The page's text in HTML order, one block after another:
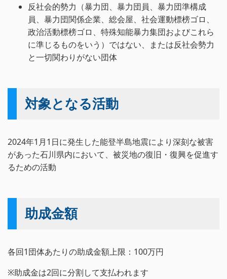
反社会的勢力（暴力団、暴力団員、暴力団準構成
員、暴力団関係企業、総会屋、社会運動標榜ゴロ、
政治活動標榜ゴロ、特殊知能暴力集団およびこれら
に準じるものをいう）ではない、または反社会勢力
と一切関わりがない団体
対象となる活動
2024年1月1日に発生した能登半島地震により深刻な被害
があった石川県内において、被災地の復旧・復興を促進す
るための活動
助成金額
各回1団体あたりの助成金額上限：100万円
※助成金は2回に分割して支払われます